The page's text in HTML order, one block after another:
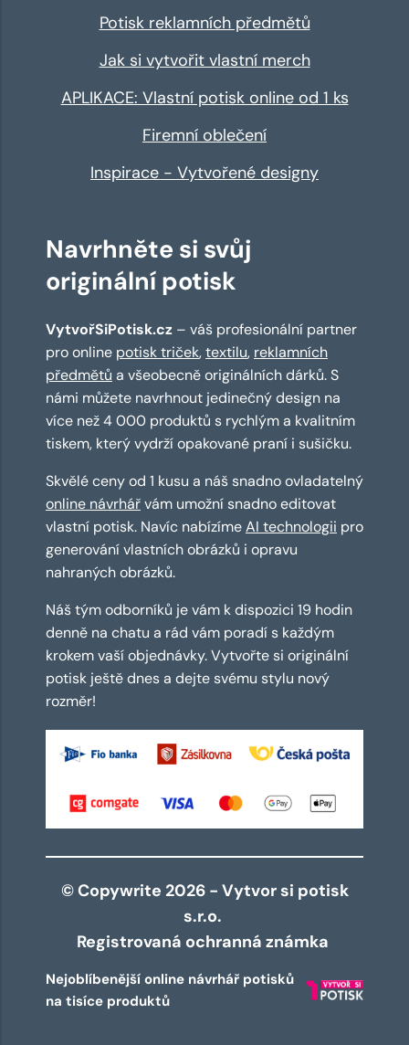
Potisk reklamních předmětů
Jak si vytvořit vlastní merch
APLIKACE: Vlastní potisk online od 1 ks
Firemní oblečení
Inspirace - Vytvořené designy
Navrhněte si svůj
originální potisk
VytvořSiPotisk.cz – váš profesionální partner
pro online potisk triček,textilu, reklamních
předmětů a všeobecně originálních dárků. S
námi můžete navrhnout jedinečný design na
více než 4 000 produktů s rychlým a kvalitním
tiskem, který vydrží opakované praní i sušičku.
Skvělé ceny od 1 kusu a náš snadno ovladatelný
online návrhářvám umožní snadno editovat
vlastní potisk. Navíc nabízímeAI technologii pro
generování vlastních obrázků i opravu
nahraných obrázků.
Náš tým odborníků je vám k dispozici 19 hodin
denně na chatu a rád vám poradí s každým
krokem vaší objednávky. Vytvořte si originální
potisk ještě dnes a dejte svému stylu nový
rozměr!
© Copywrite 2026 - Vytvor si potisk
s.r.o.
Registrovaná ochranná známka
Nejoblíbenější online návrhář potisků
na tisíce produktů